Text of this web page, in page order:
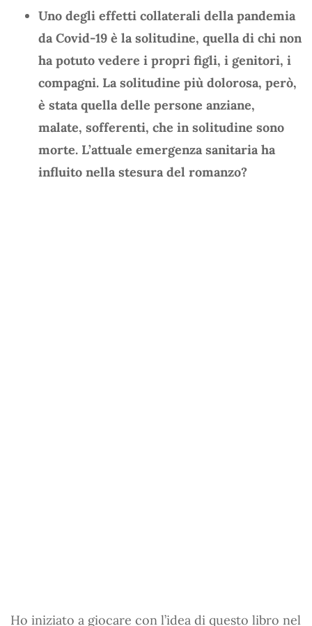
Uno degli effetti collaterali della pandemia
da Covid-19 è la solitudine, quella di chi non
ha potuto vedere i propri figli, i genitori, i
compagni. La solitudine più dolorosa, però,
è stata quella delle persone anziane,
malate, sofferenti, che in solitudine sono
morte. L’attuale emergenza sanitaria ha
influito nella stesura del romanzo?
Ho iniziato a giocare con l’idea di questo libro nel